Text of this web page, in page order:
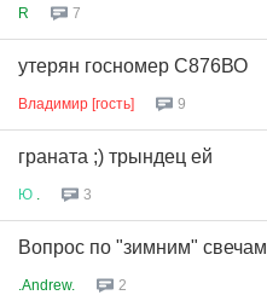
R 7
утерян госномер С876ВО
Владимир [гость] 9
граната ;) трындец ей
Ю 3
Вопрос по "зимним" свечам
.Andrew. 2